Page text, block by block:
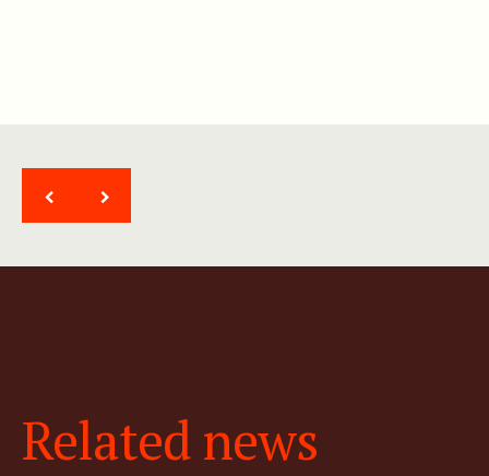
< >
Related news